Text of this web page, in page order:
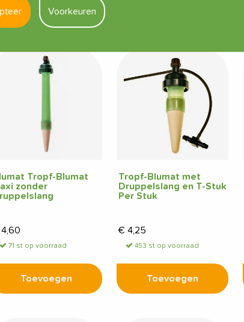
Voorkeuren
Toevoegen
Tropf-Blumat
zonder
4,60
71 st op voorraad
Toevoegen
Tropf-Blumat met
Druppelslang en T-Stuk
Per Stuk
€ 4,25
453 st op voorraad
Toevoegen